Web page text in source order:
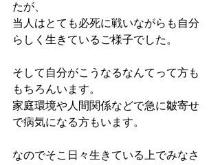
たが、
当人はとても必死に戦いながらも自分
らしく生きているご様子でした。
そして自分がこうなるなんてって方も
もちろんいます。
家庭環境や人間関係などで急に皺寄せ
で病気になる方もいます。
なのでそこ日々生きている上でみなさ